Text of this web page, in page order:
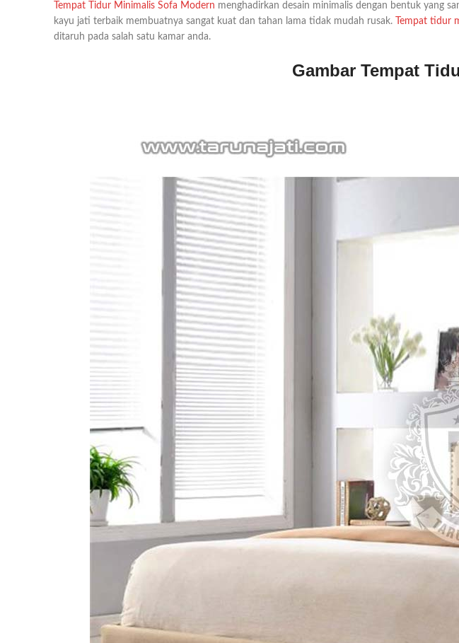
Tempat Tidur Minimalis Sofa Modern menghadirkan desain minimalis dengan bentuk yang
kayu jati terbaik membuatnya sangat kuat dan tahan lama tidak mudah rusak.
Tempat tidur
ditaruh pada salah satu kamar anda.
Gambar Tempat